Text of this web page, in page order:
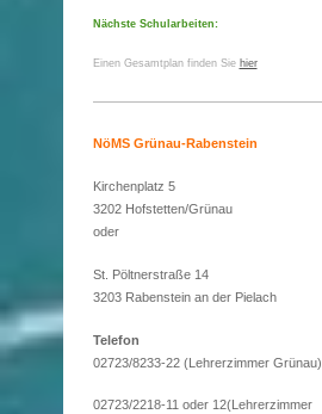
Nächste Schularbeiten:
Einen Gesamtplan finden Sie hier
NöMS Grünau-Rabenstein
Kirchenplatz 5
3202 Hofstetten/Grünau
oder
St. Pöltnerstraße 14
3203 Rabenstein an der Pielach
Telefon
02723/8233-22 (Lehrerzimmer Grünau)
02723/2218-11 oder 12(Lehrerzimmer